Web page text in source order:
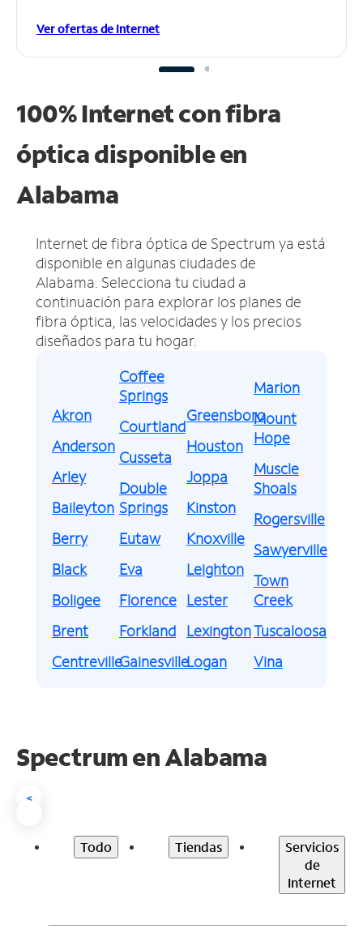
Ver ofertas de Internet
100% Internet con fibra
óptica disponible en
Alabama
Internet de fibra óptica de Spectrum ya está
disponible en algunas ciudades de
Alabama. Selecciona tu ciudad a
continuación para explorar los planes de
fibra óptica, las velocidades y los precios
diseñados para tu hogar.
Akron
Anderson
Arley
Baileyton
Berry
Black
Boligee
Brent
Centreville
Coffee
Springs
Courtland
Cusseta
Double
Springs
Eutaw
Eva
Florence
Forkland
Gainesville
Greensboro
Houston
Joppa
Kinston
Knoxville
Leighton
Lester
Lexington
Logan
Marion
Mount
Hope
Muscle
Shoals
Rogersville
Sawyerville
Town
Creek
Tuscaloosa
Vina
Spectrum enAlabama
<
Todo Tiendas
Servicios
de
Internet